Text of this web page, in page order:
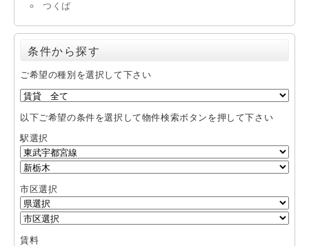
つくば
条件から探す
ご希望の種別を選択して下さい
以下ご希望の条件を選択して物件検索ボタンを押して下さい
駅選択
市区選択
賃料